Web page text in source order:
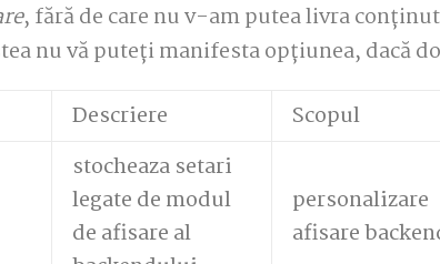
, fără de care nu v-am putea livra
nu vă puteți manifesta opțiunea, dacă
Descriere Scopul
stocheaza setari
legate de modul
de afisare al
personalizare
afisare